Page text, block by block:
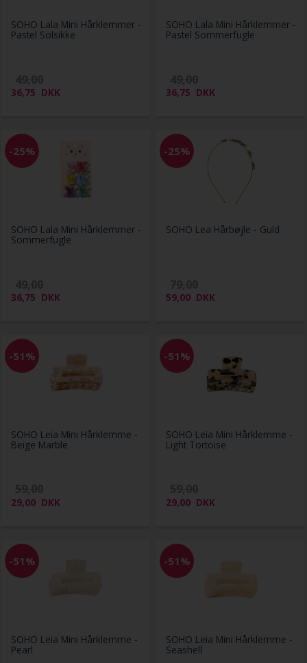
SOHO Lala Mini Hårklemmer -
Pastel Solsikke
36,75 DKK
SOHO Lala Mini Hårklemmer -
Pastel Sommerfugle
36,75 DKK
-25%
SOHO Lala Mini Hårklemmer -
Sommerfugle
36,75 DKK
-25%
SOHO Lea Hårbøjle - Guld
59,00 DKK
-51%
SOHO Leia Mini Hårklemme -
Beige Marble
29,00 DKK
-51%
SOHO Leia Mini Hårklemme -
Light Tortoise
29,00 DKK
-51%
SOHO Leia Mini Hårklemme -
Pearl
-51%
SOHO Leia Mini Hårklemme -
Seashell